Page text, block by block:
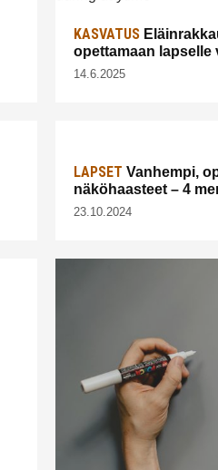
KASVATUS
opettamaan lapselle
14.6.2025
LAPSET Vanhempi,
näköhaasteet – 4
23.10.2024